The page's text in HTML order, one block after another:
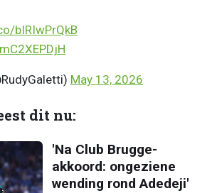
bIRIwPrQkB
May 13, 2026
dit nu:
'Na Club Brugge-
akkoord: ongeziene
wending rond Adedeji'